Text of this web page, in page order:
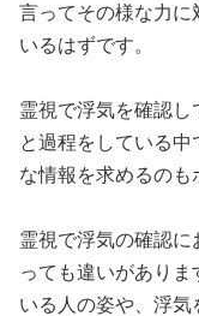
言ってその様な力に
いるはずです。
霊視で浮気を確認し
と過程をしている中
な情報を求めるのも
霊視で浮気の確認に
っても違いがあり
いる人の姿や、浮